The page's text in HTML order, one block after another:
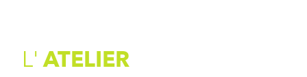
L' ATELIER